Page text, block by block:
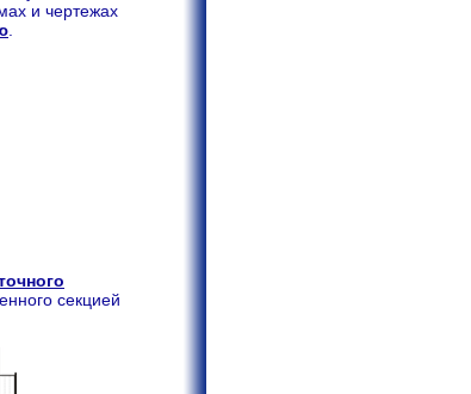
и чертежах
.
секцией